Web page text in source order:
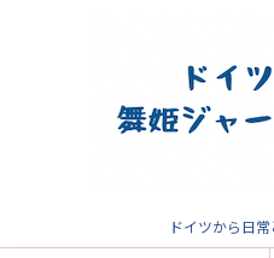
ドイツから日